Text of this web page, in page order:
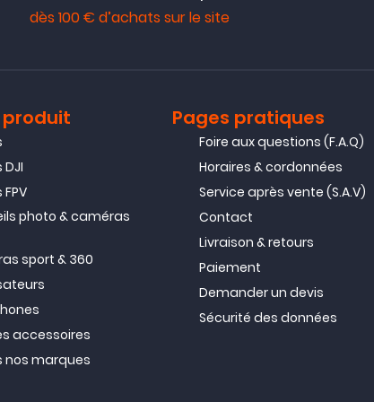
Avis collecté par Trustpilot
Très bien mais prend tout de même beaucoup de place
Avis collecté par Trustpilot
Produit conforme pour mes batteries "Mavic 2"
Avis collecté par Trustpilot
dès 100 € d’achats sur le site
produit
photo & caméras
sport & 360
accessoires
nos marques
Pages pratiques
Foire aux questions (F.A.Q)
Horaires & cordonnées
Service après vente (S.A.V)
Contact
Livraison & retours
Paiement
Demander un devis
Sécurité des données